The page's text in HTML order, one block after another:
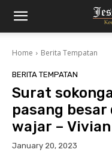
Home Berita Tempatan
BERITA TEMPATAN
Surat
pasang
wajar – Vivian
January 20, 2023